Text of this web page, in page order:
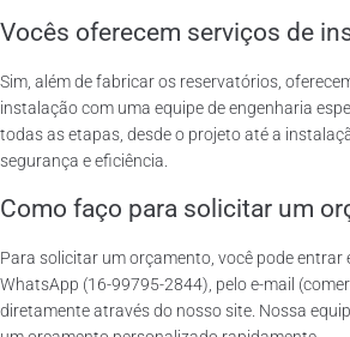
Vocês oferecem serviços de
Sim, além de fabricar os reservatórios,
instalação com uma equipe de engenharia
todas as etapas, desde o projeto até a
segurança e eficiência.
Como faço para solicitar um
Para solicitar um orçamento, você pode entrar
WhatsApp (16-99795-2844), pelo e-mail
diretamente através do nosso site. Nossa